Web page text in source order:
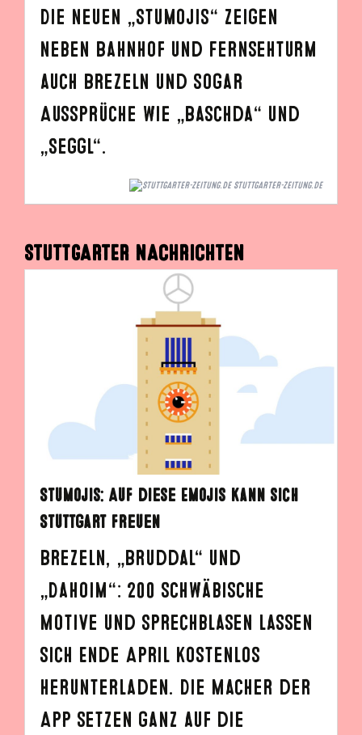
Die neuen „Stumojis“ zeigen
neben Bahnhof und Fernsehturm
auch Brezeln und sogar
Aussprüche wie „Baschda“ und
„Seggl“.
STUTTGARTER-ZEITUNG.DE
STUTTGARTER NACHRICHTEN
Stumojis: Auf diese Emojis kann sich
Stuttgart freuen
Brezeln, „Bruddal“ und
„Dahoim“: 200 schwäbische
Motive und Sprechblasen lassen
sich Ende April kostenlos
herunterladen. Die Macher der
App setzen ganz auf die